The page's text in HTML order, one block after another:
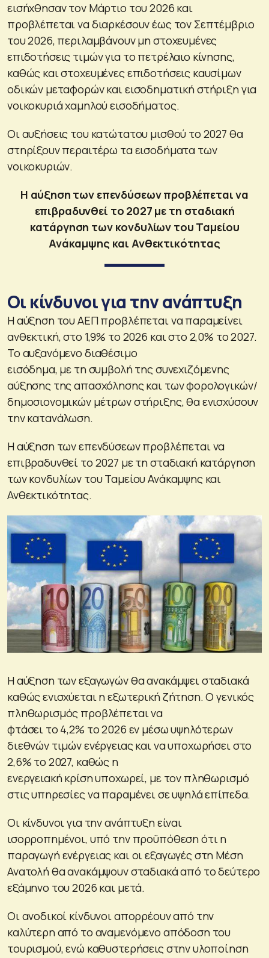
εισήχθησαν τον Μάρτιο του 2026 και
προβλέπεται να διαρκέσουν έως τον Σεπτέμβριο
του 2026, περιλαμβάνουν μη στοχευμένες
επιδοτήσεις τιμών για το πετρέλαιο κίνησης,
καθώς και στοχευμένες επιδοτήσεις καυσίμων
οδικών μεταφορών και εισοδηματική στήριξη για
νοικοκυριά χαμηλού εισοδήματος.
Οι αυξήσεις του κατώτατου μισθού το 2027 θα
στηρίξουν περαιτέρω τα εισοδήματα των
νοικοκυριών.
Η αύξηση των επενδύσεων προβλέπεται να
επιβραδυνθεί το 2027 με τη σταδιακή
κατάργηση των κονδυλίων του Ταμείου
Ανάκαμψης και Ανθεκτικότητας
Οι κίνδυνοι για την ανάπτυξη
Η αύξηση του ΑΕΠ προβλέπεται να παραμείνει
ανθεκτική, στο 1,9% το 2026 και στο 2,0% το 2027.
Το αυξανόμενο διαθέσιμο
εισόδημα, με τη συμβολή της συνεχιζόμενης
αύξησης της απασχόλησης και των φορολογικών/
δημοσιονομικών μέτρων στήριξης, θα ενισχύσουν
την κατανάλωση.
Η αύξηση των επενδύσεων προβλέπεται να
επιβραδυνθεί το 2027 με τη σταδιακή κατάργηση
των κονδυλίων του Ταμείου Ανάκαμψης και
Ανθεκτικότητας.
Η αύξηση των εξαγωγών θα ανακάμψει σταδιακά
καθώς ενισχύεται η εξωτερική ζήτηση. Ο γενικός
πληθωρισμός προβλέπεται να
φτάσει το 4,2% το 2026 εν μέσω υψηλότερων
διεθνών τιμών ενέργειας και να υποχωρήσει στο
2,6% το 2027, καθώς η
ενεργειακή κρίση υποχωρεί, με τον πληθωρισμό
στις υπηρεσίες να παραμένει σε υψηλά επίπεδα.
Οι κίνδυνοι για την ανάπτυξη είναι
ισορροπημένοι, υπό την προϋπόθεση ότι η
παραγωγή ενέργειας και οι εξαγωγές στη Μέση
Ανατολή θα ανακάμψουν σταδιακά από το δεύτερο
εξάμηνο του 2026 και μετά.
Οι ανοδικοί κίνδυνοι απορρέουν από την
καλύτερη από το αναμενόμενο απόδοση του
τουρισμού, ενώ καθυστερήσεις στην υλοποίηση